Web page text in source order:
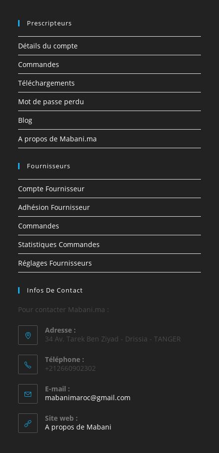
Prescripteurs
Détails du compte
Commandes
Téléchargements
Mot de passe perdu
Blog
A propos de Mabani.ma
Fournisseurs
Compte Fournisseur
Adhésion Fournisseur
Commandes
Statistiques Commandes
Réglages Fournisseurs
Infos De Contact
Pour contacter Mabani.ma :
Adresse :
34 Av. Tarek Ben Ziyad - Drissia - TANGER
Téléphone :
+212660902302
E-mail :
mabanimaroc@gmail.com
Site web :
A propos de Mabani